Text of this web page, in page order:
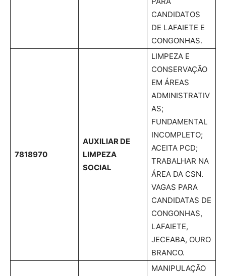
CANDIDATOS
DE LAFAIETE E
CONGONHAS.
7818970
AUXILIAR DE
LIMPEZA
SOCIAL
LIMPEZA E
CONSERVAÇÃO
EM ÁREAS
ADMINISTRATIV
AS;
FUNDAMENTAL
INCOMPLETO;
ACEITA PCD;
TRABALHAR NA
ÁREA DA CSN.
VAGAS PARA
CANDIDATAS DE
CONGONHAS,
LAFAIETE,
JECEABA, OURO
BRANCO.
MANIPULAÇÃO